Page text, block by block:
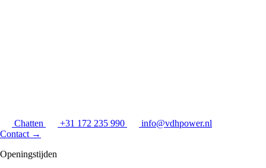
Chatten +31 172 235 990
info@vdhpower.nl
Contact →
Openingstijden